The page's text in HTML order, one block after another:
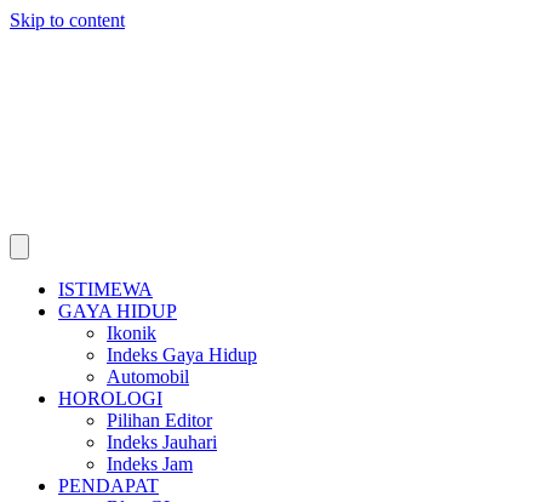
Skip to content
ISTIMEWA
GAYA HIDUP
Ikonik
Indeks Gaya Hidup
Automobil
HOROLOGI
Pilihan Editor
Indeks Jauhari
Indeks Jam
PENDAPAT